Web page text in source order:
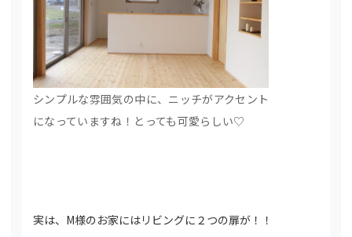
シンプルな雰囲気の中に、ニッチがアクセント
になっていますね！とっても可愛らしい♡
実は、M様のお家にはリビングに２つの扉が！！